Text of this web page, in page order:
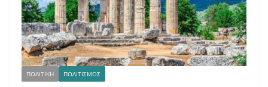
ΠΟΛΙΤΙΚΗ ΠΟΛΙΤΙΣΜΟΣ